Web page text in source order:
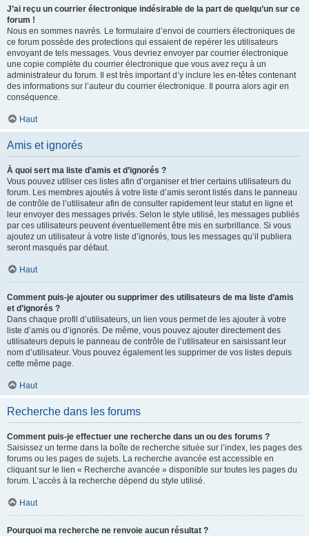
J’ai reçu un courrier électronique indésirable de la part de quelqu’un sur ce
forum !
Nous en sommes navrés. Le formulaire d’envoi de courriers électroniques de
ce forum possède des protections qui essaient de repérer les utilisateurs
envoyant de tels messages. Vous devriez envoyer par courrier électronique
une copie complète du courrier électronique que vous avez reçu à un
administrateur du forum. Il est très important d’y inclure les en-têtes contenant
des informations sur l’auteur du courrier électronique. Il pourra alors agir en
conséquence.
Haut
Amis et ignorés
À quoi sert ma liste d’amis et d’ignorés ?
Vous pouvez utiliser ces listes afin d’organiser et trier certains utilisateurs du
forum. Les membres ajoutés à votre liste d’amis seront listés dans le panneau
de contrôle de l’utilisateur afin de consulter rapidement leur statut en ligne et
leur envoyer des messages privés. Selon le style utilisé, les messages publiés
par ces utilisateurs peuvent éventuellement être mis en surbrillance. Si vous
ajoutez un utilisateur à votre liste d’ignorés, tous les messages qu’il publiera
seront masqués par défaut.
Haut
Comment puis-je ajouter ou supprimer des utilisateurs de ma liste d’amis
et d’ignorés ?
Dans chaque profil d’utilisateurs, un lien vous permet de les ajouter à votre
liste d’amis ou d’ignorés. De même, vous pouvez ajouter directement des
utilisateurs depuis le panneau de contrôle de l’utilisateur en saisissant leur
nom d’utilisateur. Vous pouvez également les supprimer de vos listes depuis
cette même page.
Haut
Recherche dans les forums
Comment puis-je effectuer une recherche dans un ou des forums ?
Saisissez un terme dans la boîte de recherche située sur l’index, les pages des
forums ou les pages de sujets. La recherche avancée est accessible en
cliquant sur le lien « Recherche avancée » disponible sur toutes les pages du
forum. L’accès à la recherche dépend du style utilisé.
Haut
Pourquoi ma recherche ne renvoie aucun résultat ?